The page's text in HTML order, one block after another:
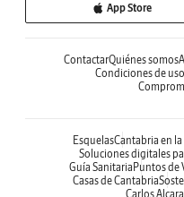
App Store
ContactarQuiénes somos
Condiciones de uso
EsquelasCantabria en la
Soluciones digitales
Guía SanitariaPuntos de
Casas de Cantabria
Carlos